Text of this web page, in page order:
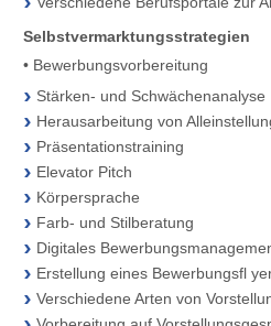
Selbstvermarktungsstrategien
• Bewerbungsvorbereitung
Stärken- und Schwächenanalyse
Herausarbeitung von
Präsentationstraining
Elevator Pitch
Körpersprache
Farb- und Stilberatung
Digitales
Erstellung eines Bewerbungsfl
Verschiedene Arten von